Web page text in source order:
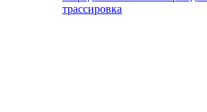
трассировка